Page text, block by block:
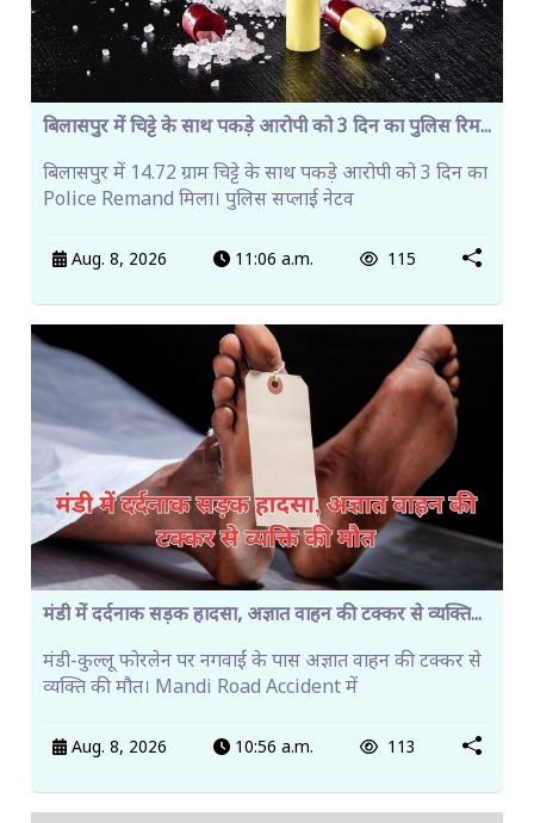
बिलासपुर में चिट्टे के साथ पकड़े आरोपी को 3 दिन का पुलिस रिम...
बिलासपुर में 14.72 ग्राम चिट्टे के साथ पकड़े आरोपी को 3 दिन का
Police Remand मिला। पुलिस सप्लाई नेटव
Aug. 8, 2026 11:06 a.m. 115
मंडी में दर्दनाक सड़क हादसा, अज्ञात वाहन की टक्कर से व्यक्ति...
मंडी-कुल्लू फोरलेन पर नगवाईं के पास अज्ञात वाहन की टक्कर से
व्यक्ति की मौत। Mandi Road Accident में
Aug. 8, 2026 10:56 a.m. 113